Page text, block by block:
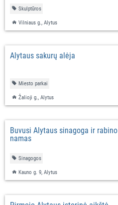
Skulptūros
Vilniaus g., Alytus
Alytaus sakurų alėja
Miesto parkai
Žalioji g., Alytus
Buvusi Alytaus sinagoga ir rabino
namas
Sinagogos
Kauno g. 9, Alytus